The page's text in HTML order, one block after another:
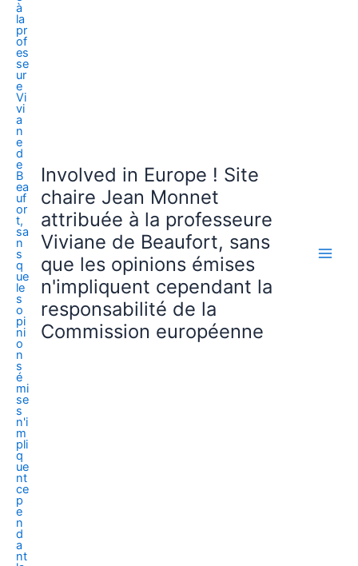
Involved in Europe ! Site
chaire Jean Monnet
attribuée à la professeure
Viviane de Beaufort, sans
que les opinions émises
n'impliquent cependant la
responsabilité de la
Commission européenne